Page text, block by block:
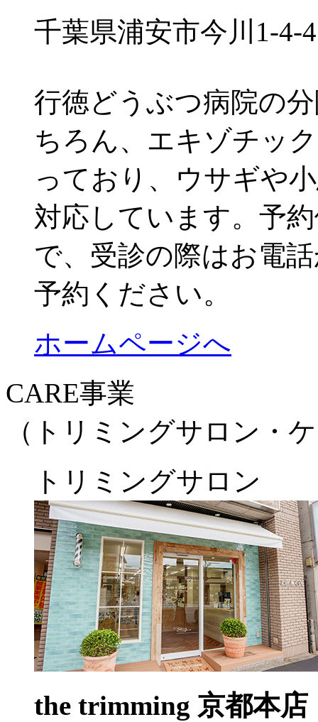
千葉県浦安市今川1-4-
行徳どうぶつ病院の
ちろん、エキゾチッ
っており、ウサギや
対応しています。予
で、受診の際はお電
予約ください。
ホームページへ
CARE事業
（トリミングサロン・
トリミングサロン
the trimming 京都本店